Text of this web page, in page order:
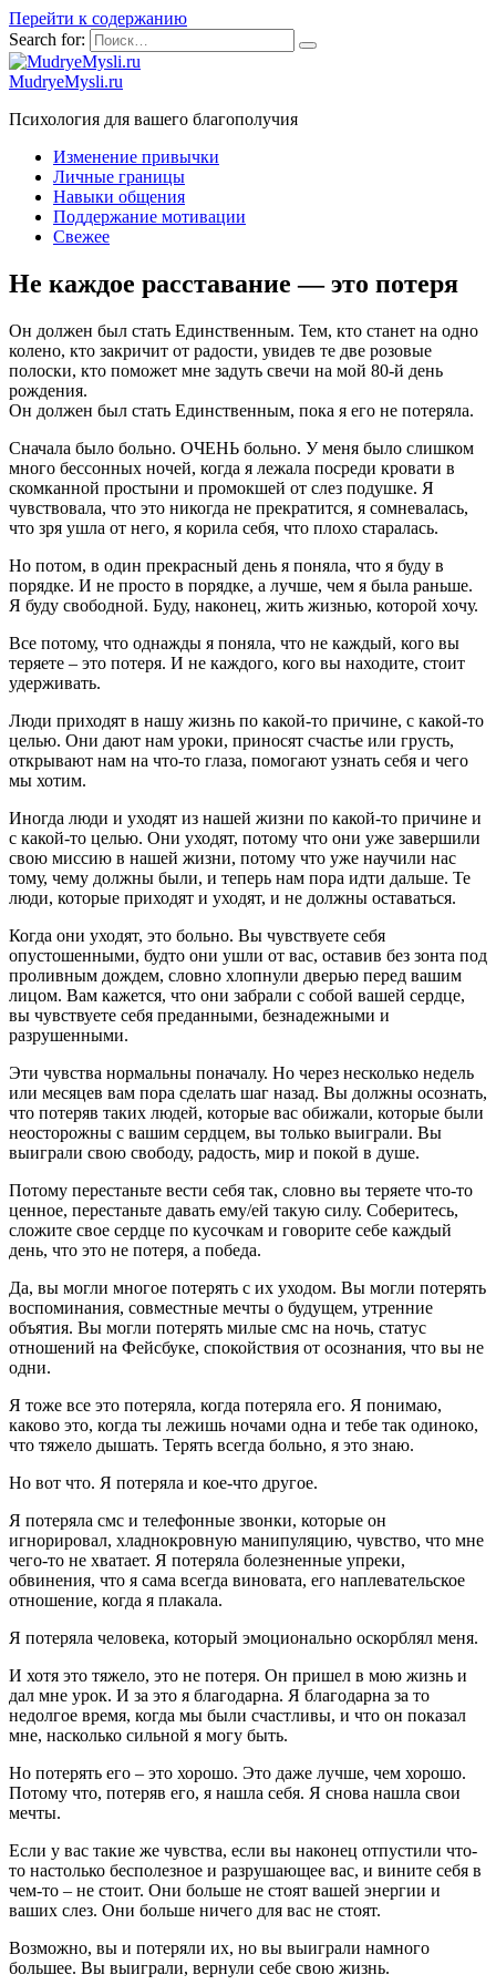
Перейти к содержанию
Search for:
MudryeMysli.ru
Психология для вашего благополучия
Изменение привычки
Личные границы
Навыки общения
Поддержание мотивации
Свежее
Не каждое расставание — это потеря
Он должен был стать Единственным. Тем, кто станет на одно
колено, кто закричит от радости, увидев те две розовые
полоски, кто поможет мне задуть свечи на мой 80-й день
рождения.
Он должен был стать Единственным, пока я его не потеряла.
Сначала было больно. ОЧЕНЬ больно. У меня было слишком
много бессонных ночей, когда я лежала посреди кровати в
скомканной простыни и промокшей от слез подушке. Я
чувствовала, что это никогда не прекратится, я сомневалась,
что зря ушла от него, я корила себя, что плохо старалась.
Но потом, в один прекрасный день я поняла, что я буду в
порядке. И не просто в порядке, а лучше, чем я была раньше.
Я буду свободной. Буду, наконец, жить жизнью, которой хочу.
Все потому, что однажды я поняла, что не каждый, кого вы
теряете – это потеря. И не каждого, кого вы находите, стоит
удерживать.
Люди приходят в нашу жизнь по какой-то причине, с какой-то
целью. Они дают нам уроки, приносят счастье или грусть,
открывают нам на что-то глаза, помогают узнать себя и чего
мы хотим.
Иногда люди и уходят из нашей жизни по какой-то причине и
с какой-то целью. Они уходят, потому что они уже завершили
свою миссию в нашей жизни, потому что уже научили нас
тому, чему должны были, и теперь нам пора идти дальше. Те
люди, которые приходят и уходят, и не должны оставаться.
Когда они уходят, это больно. Вы чувствуете себя
опустошенными, будто они ушли от вас, оставив без зонта под
проливным дождем, словно хлопнули дверью перед вашим
лицом. Вам кажется, что они забрали с собой вашей сердце,
вы чувствуете себя преданными, безнадежными и
разрушенными.
Эти чувства нормальны поначалу. Но через несколько недель
или месяцев вам пора сделать шаг назад. Вы должны осознать,
что потеряв таких людей, которые вас обижали, которые были
неосторожны с вашим сердцем, вы только выиграли. Вы
выиграли свою свободу, радость, мир и покой в душе.
Потому перестаньте вести себя так, словно вы теряете что-то
ценное, перестаньте давать ему/ей такую силу. Соберитесь,
сложите свое сердце по кусочкам и говорите себе каждый
день, что это не потеря, а победа.
Да, вы могли многое потерять с их уходом. Вы могли потерять
воспоминания, совместные мечты о будущем, утренние
объятия. Вы могли потерять милые смс на ночь, статус
отношений на Фейсбуке, спокойствия от осознания, что вы не
одни.
Я тоже все это потеряла, когда потеряла его. Я понимаю,
каково это, когда ты лежишь ночами одна и тебе так одиноко,
что тяжело дышать. Терять всегда больно, я это знаю.
Но вот что. Я потеряла и кое-что другое.
Я потеряла смс и телефонные звонки, которые он
игнорировал, хладнокровную манипуляцию, чувство, что мне
чего-то не хватает. Я потеряла болезненные упреки,
обвинения, что я сама всегда виновата, его наплевательское
отношение, когда я плакала.
Я потеряла человека, который эмоционально оскорблял меня.
И хотя это тяжело, это не потеря. Он пришел в мою жизнь и
дал мне урок. И за это я благодарна. Я благодарна за то
недолгое время, когда мы были счастливы, и что он показал
мне, насколько сильной я могу быть.
Но потерять его – это хорошо. Это даже лучше, чем хорошо.
Потому что, потеряв его, я нашла себя. Я снова нашла свои
мечты.
Если у вас такие же чувства, если вы наконец отпустили что-
то настолько бесполезное и разрушающее вас, и вините себя в
чем-то – не стоит. Они больше не стоят вашей энергии и
ваших слез. Они больше ничего для вас не стоят.
Возможно, вы и потеряли их, но вы выиграли намного
большее. Вы выиграли, вернули себе свою жизнь.